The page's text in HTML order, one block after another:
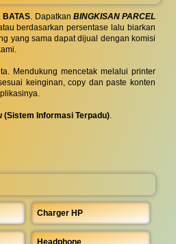
BATAS. Dapatkan BINGKISAN PARCEL
berdasarkan persentase lalu biarkan
yang sama dapat dijual dengan komisi
Mendukung mencetak melalui printer
keinginan, copy dan paste konten
(Sistem Informasi Terpadu).
Charger HP
Headphone